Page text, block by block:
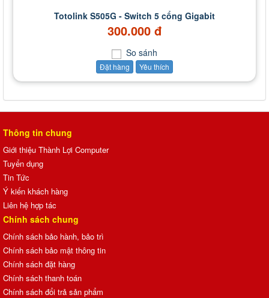
Totolink S505G - Switch 5 cổng Gigabit
300.000 đ
So sánh
Đặt hàng Yêu thích
Thông tin chung
Giới thiệu Thành Lợi Computer
Tuyển dụng
Tin Tức
Ý kiến khách hàng
Liên hệ hợp tác
Chính sách chung
Chính sách bảo hành, bảo trì
Chính sách bảo mật thông tin
Chính sách đặt hàng
Chính sách thanh toán
Chính sách đổi trả sản phẩm